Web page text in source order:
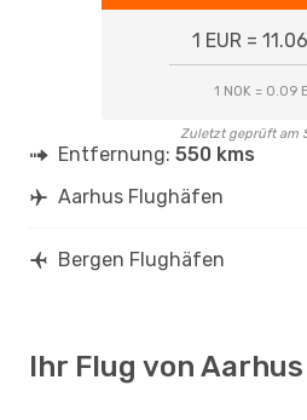
1 EUR =
1 NOK = 0.09
Zuletzt geprüft am
Entfernung: 550 kms
Aarhus Flughäfen
Bergen Flughäfen
Ihr Flug von